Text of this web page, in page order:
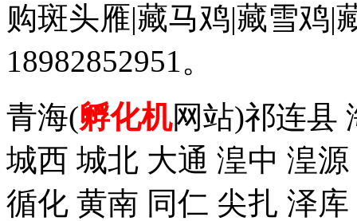
购斑头雁|藏马鸡|藏雪鸡|
18982852951。
青海(孵化机网站)祁连县
城西 城北 大通 湟中 湟
循化 黄南 同仁 尖扎 泽